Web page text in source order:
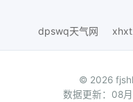
dpswq天气网
© 2026
数据更新：08